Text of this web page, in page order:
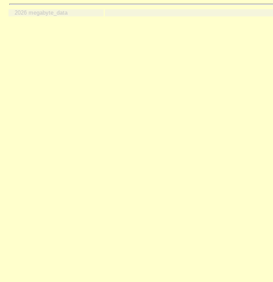
2026 megabyte_data